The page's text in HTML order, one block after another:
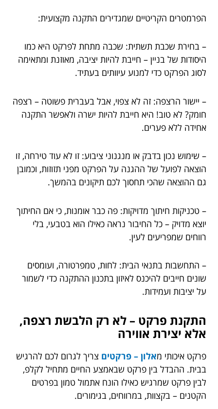
הפרמטרים הקריטיים שמגדירים התקנה מקצועית:
– בחירת שכבת תשתית: שכבה מתחת לפרקט היא כמו
היסודות של בניין – חייבת להיות יציבה, מאוזנת ומתאימה
לסוג הפרקט כדי למנוע עיוותים בעתיד.
– יישור הרצפה: זה לא צפוי, אבל בעברית פשוטה – רצפה
חומק? לא טוב! היא חייבת להיות ישרה ולאפשר התקנה
אחידה ללא פערים.
– שימוש נכון בדבק או מנגנוני ציבוע: זו לא עוד טירחה, זו
הוצאה לפועל של ההגנה על הפרקט מפני תזוזות, וכמובן
גם ההוצאה שהכי תחסוך לכם תיקונים בהמשך.
– טכניקות חיתוך מדויקות: פה כבר אומנות, כי אם החיתוך
יוצא מדויק – כל החיבור נראה כאילו הוא בטבעי, בלי
רווחים שמפריעים לעין.
– התחשבות בתנאי הבית: לחות, טמפרטורה, ועומסים
שונים חייבים להיכנס לאיזון בתכנון ההתקנה כדי לשמור
על יציבות ועמידות.
התקנת פרקט – לא רק הלבשת רצפה,
אלא יצירת אווירה
פרקט איכותי מאלון – פרקטים צריך לגרום לכם להרגיש
בבית. ההבדל בין פרקט שבאמצע החיים מתחיל לקלפ,
לבין פרקט שמרגיש כאילו הונח אתמול טמון בפרטים
הקטנים – בקצוות, במרווחים, בגימורים.